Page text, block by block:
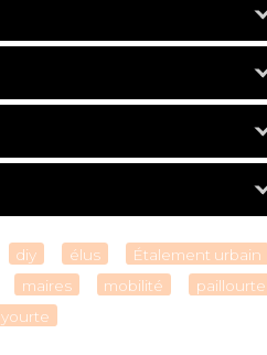
diy élus
Étalement urbain
maires mobilité
paillourte
yourte